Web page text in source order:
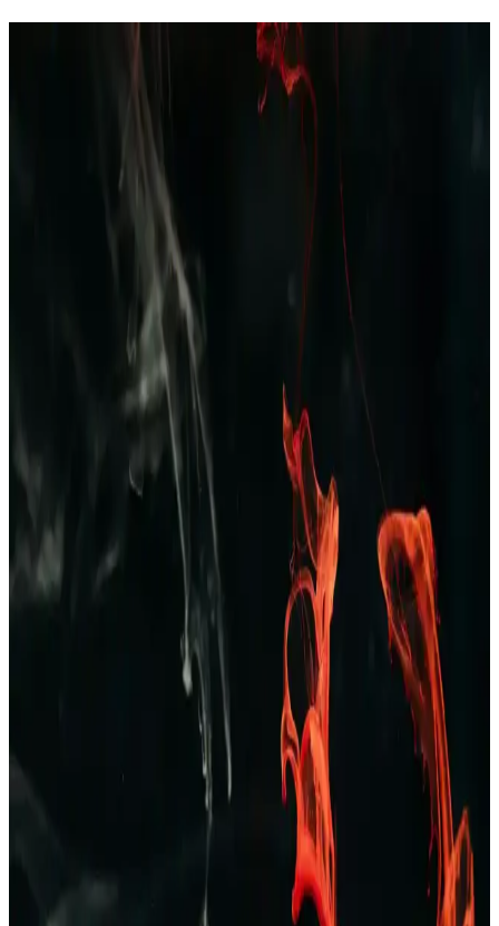
Polar Erkek Pijama Takımı Bordo Lacivert Ekose
Desenli Kış İçin Şık ve Konforlu Giyim Seçeneği
Kış ayları için tasarlanan polar erkek pijama takımı, yumuşak
dokusu ve şık ekose desenleriyle rahatlık ve stil sunar, uzun ömürlü
ve kolay bakım avantajıyla evde konfor sağlar.
Erkek Yazlık Pijama Altları: Rahat ve Şık
Seçenekler ile Yaz Aylarında Konfor
Yazlık erkek pijama altları hafif, nefes alabilir kumaşlardan üretilir,
çeşitli modeller ve desenlerde bulunur, uygun fiyat ve kalite dengesi
önemlidir, yaz aylarında rahatlık sağlar.
Dockers 226324 Kahverengi Erkek Terlik: Şıklık ve
Konforu Bir Arada Sunan Modern Tasarım
Dockers 226324 kahverengi erkek terlik, şık tasarımı ve ortopedik
desteğiyle rahatlık ve dayanıklılık sunar, nefes alabilir yapısıyla gün
boyu konfor sağlar.
Erkekler İçin Kareli Pijama Seçenekleri: Rahat ve
Şık Ev Giyim Tarzları
Kareli pijamalar, erkekler arasında popüler olup, rahatlık ve şıklığı
bir arada sunar. Farklı modeller ve kumaş seçenekleriyle ev
giyiminde ideal tercihlerin başında gelir.
Erkekler İçin Zara Pantolon ve Kot Seçenekleri:
Tarzınızı Yansıtan Şık ve Konforlu Koleksiyonlar
Zara’nın geniş erkek pantolon ve kot koleksiyonlarıyla şıklık ve
konforu bir arada yakalayın. Günlük ve resmi tarzlara uygun
modellerle kendinizi ifade edin.
TAMPAP Erkek Baskılı Kısa Kollu Pijama Takımı
TAMPAP erkek baskılı kısa kollu pijama takımı, hafif, nefes alabilir
pamuklu kumaşı ve şık tasarımıyla yaz aylarına uygun konfor sağlar.